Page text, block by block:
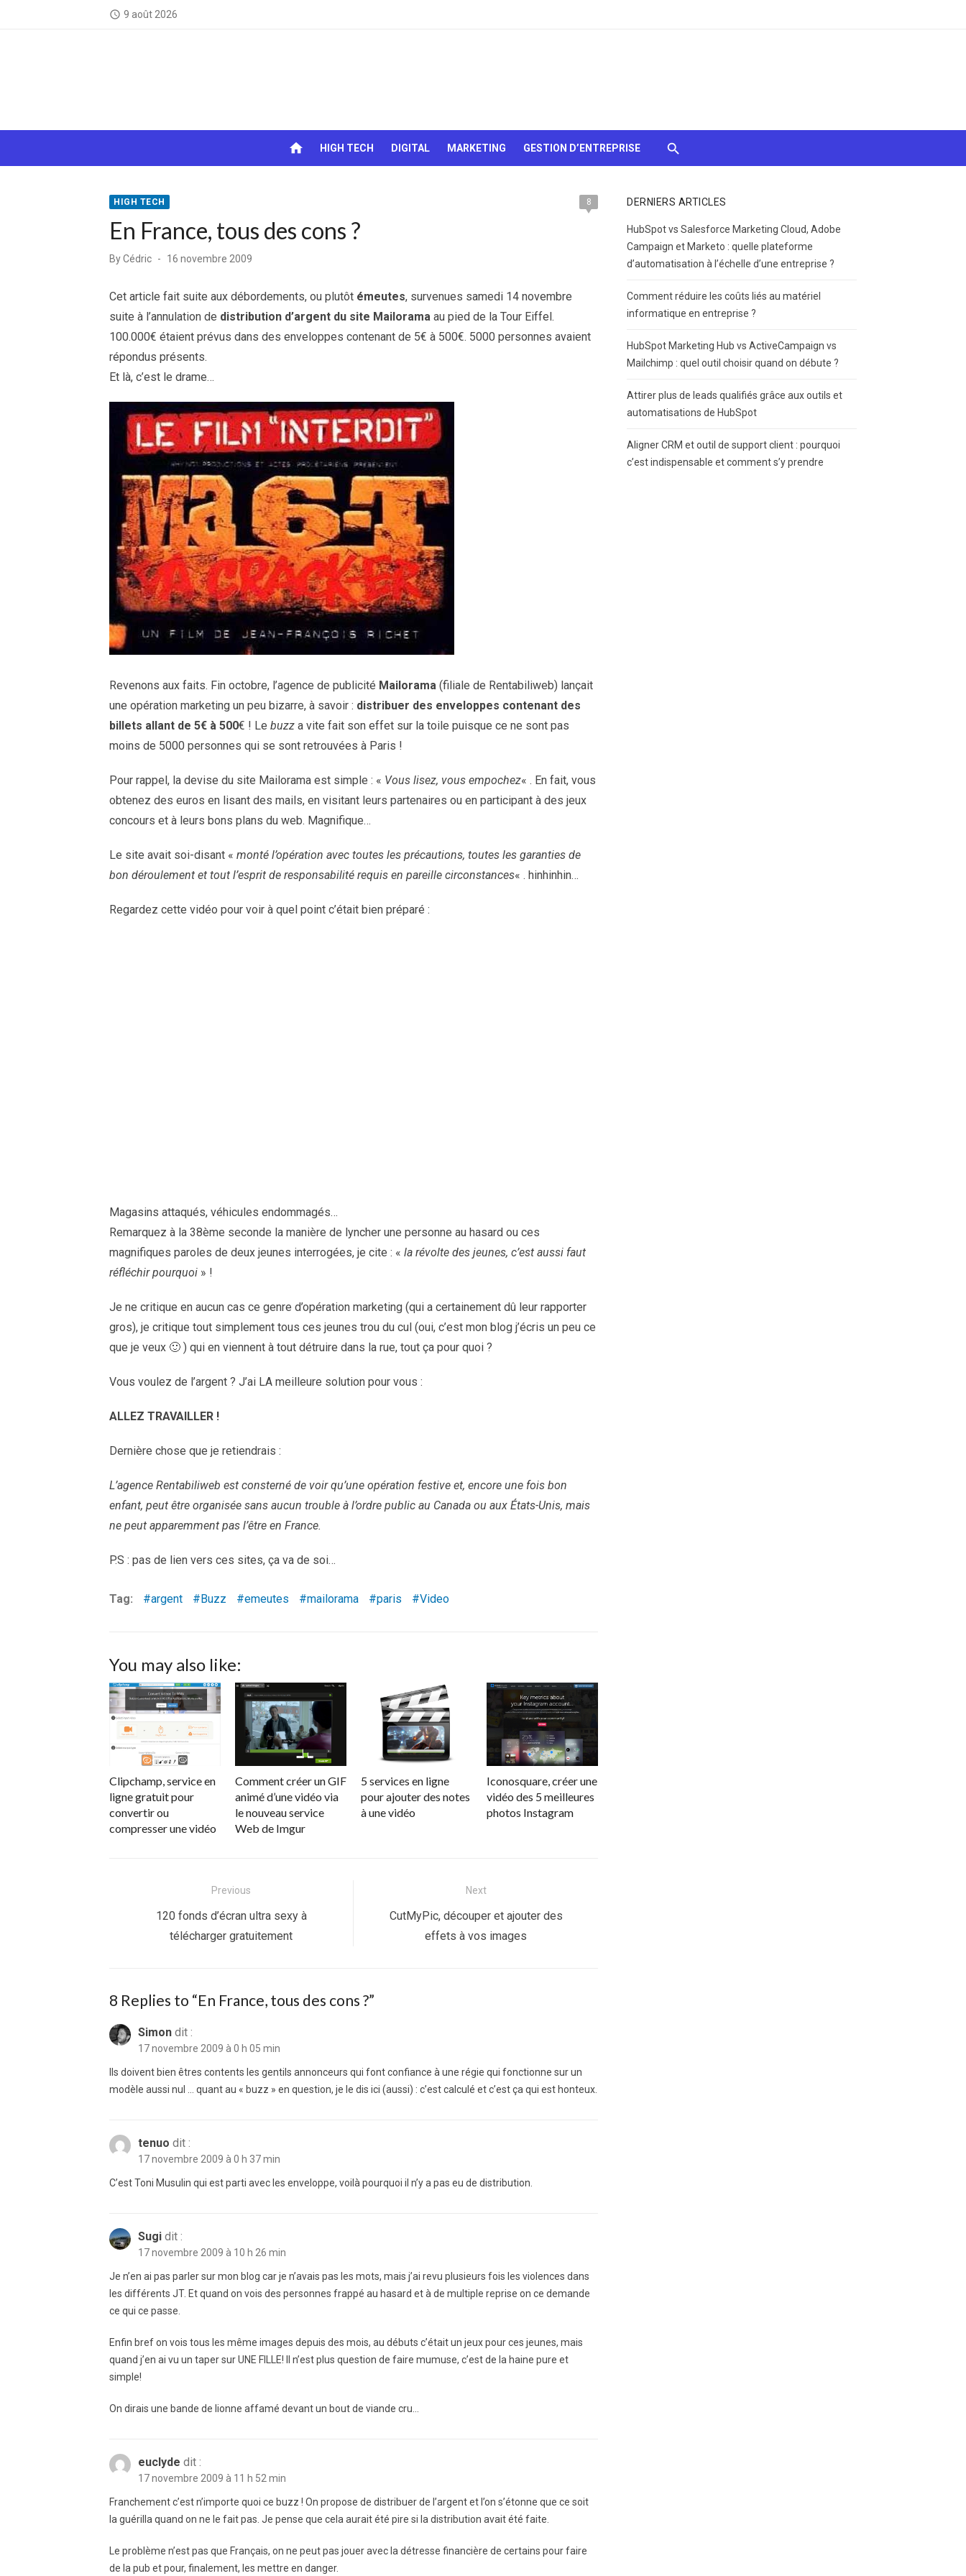
access_time 9 août 2026
chocolats…
home HIGH TECH DIGITAL MARKETING GESTION D’ENTREPRISE
HIGH TECH 8
En France, tous des cons ?
ByCédric
Posted
16 novembre 2009
Cet article fait suite aux débordements, ou plutôt émeutes, survenues samedi 14 novembre
suite à l’annulation de distribution d’argent du site Mailorama au pied de la Tour Eiffel.
100.000€ étaient prévus dans des enveloppes contenant de 5€ à 500€. 5000 personnes avaient
répondus présents.
Et là, c’est le drame…
Revenons aux faits. Fin octobre, l’agence de publicité Mailorama (filiale de Rentabiliweb) lançait
une opération marketing un peu bizarre, à savoir : distribuer des enveloppes contenant des
billets allant de 5€ à 500€ ! Le buzz a vite fait son effet sur la toile puisque ce ne sont pas
moins de 5000 personnes qui se sont retrouvées à Paris !
Pour rappel, la devise du site Mailorama est simple : « Vous lisez, vous empochez« . En fait, vous
obtenez des euros en lisant des mails, en visitant leurs partenaires ou en participant à des jeux
concours et à leurs bons plans du web. Magnifique…
Le site avait soi-disant « monté l’opération avec toutes les précautions, toutes les garanties de
bon déroulement et tout l’esprit de responsabilité requis en pareille circonstances« . hinhinhin…
Regardez cette vidéo pour voir à quel point c’était bien préparé :
Magasins attaqués, véhicules endommagés…
Remarquez à la 38ème seconde la manière de lyncher une personne au hasard ou ces
magnifiques paroles de deux jeunes interrogées, je cite : « la révolte des jeunes, c’est aussi faut
réfléchir pourquoi » !
Je ne critique en aucun cas ce genre d’opération marketing (qui a certainement dû leur rapporter
gros), je critique tout simplement tous ces jeunes trou du cul (oui, c’est mon blog j’écris un peu ce
que je veux 🙂 ) qui en viennent à tout détruire dans la rue, tout ça pour quoi ?
Vous voulez de l’argent ? J’ai LA meilleure solution pour vous :
ALLEZ TRAVAILLER !
Dernière chose que je retiendrais :
L’agence Rentabiliweb est consterné de voir qu’une opération festive et, encore une fois bon
enfant, peut être organisée sans aucun trouble à l’ordre public au Canada ou aux États-Unis, mais
ne peut apparemment pas l’être en France.
P.S : pas de lien vers ces sites, ça va de soi…
Tag: argent Buzz emeutes mailorama paris Video
You may also like:
Clipchamp, service en
ligne gratuit pour
convertir ou
compresser une vidéo
Comment créer un GIF
animé d’une vidéo via
le nouveau service
Web de Imgur
5 services en ligne
pour ajouter des notes
à une vidéo
Iconosquare, créer une
vidéo des 5 meilleures
photos Instagram
l’article
Previous
Previous
120 fonds d’écran ultra sexy à
télécharger gratuitement
Next
Next
CutMyPic, découper et ajouter des
effets à vos images
8 Replies to “En France, tous des cons ?”
Simon dit :
17 novembre 2009 à 0 h 05 min
Ils doivent bien êtres contents les gentils annonceurs qui font confiance à une régie qui fonctionne sur un
modèle aussi nul … quant au « buzz » en question, je le dis ici (aussi) : c’est calculé et c’est ça qui est honteux.
tenuo dit :
17 novembre 2009 à 0 h 37 min
C’est Toni Musulin qui est parti avec les enveloppe, voilà pourquoi il n’y a pas eu de distribution.
Sugi dit :
17 novembre 2009 à 10 h 26 min
Je n’en ai pas parler sur mon blog car je n’avais pas les mots, mais j’ai revu plusieurs fois les violences dans
les différents JT. Et quand on vois des personnes frappé au hasard et à de multiple reprise on ce demande
ce qui ce passe.
Enfin bref on vois tous les même images depuis des mois, au débuts c’était un jeux pour ces jeunes, mais
quand j’en ai vu un taper sur UNE FILLE! Il n’est plus question de faire mumuse, c’est de la haine pure et
simple!
On dirais une bande de lionne affamé devant un bout de viande cru…
euclyde dit :
17 novembre 2009 à 11 h 52 min
Franchement c’est n’importe quoi ce buzz ! On propose de distribuer de l’argent et l’on s’étonne que ce soit
la guérilla quand on ne le fait pas. Je pense que cela aurait été pire si la distribution avait été faite.
Le problème n’est pas que Français, on ne peut pas jouer avec la détresse financière de certains pour faire
de la pub et pour, finalement, les mettre en danger.
DERNIERS ARTICLES
HubSpot vs Salesforce Marketing Cloud, Adobe
Campaign et Marketo : quelle plateforme
d’automatisation à l’échelle d’une entreprise ?
Comment réduire les coûts liés au matériel
informatique en entreprise ?
HubSpot Marketing Hub vs ActiveCampaign vs
Mailchimp : quel outil choisir quand on débute ?
Attirer plus de leads qualifiés grâce aux outils et
automatisations de HubSpot
Aligner CRM et outil de support client : pourquoi
c’est indispensable et comment s’y prendre